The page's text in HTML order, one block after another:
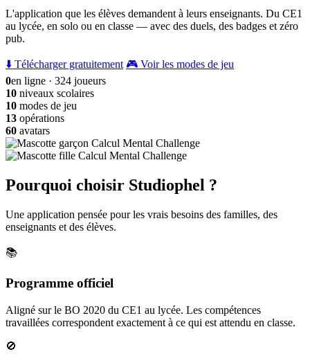
L'application que les élèves demandent à leurs enseignants. Du CE1
au lycée, en solo ou en classe — avec des duels, des badges et zéro
pub.
⬇️ Télécharger gratuitement 🎮 Voir les modes de jeu
0en ligne · 324 joueurs
10 niveaux scolaires
10 modes de jeu
13 opérations
60 avatars
Pourquoi choisir Studiophel ?
Une application pensée pour les vrais besoins des familles, des
enseignants et des élèves.
📚
Programme officiel
Aligné sur le BO 2020 du CE1 au lycée. Les compétences
travaillées correspondent exactement à ce qui est attendu en classe.
🚫